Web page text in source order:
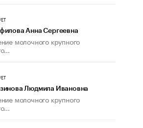
Анна Сергеевна
молочного крупного
Людмила Ивановна
молочного крупного